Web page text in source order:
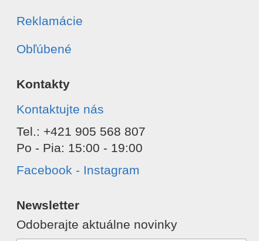
Reklamácie
Obľúbené
Kontakty
Kontaktujte nás
Tel.: +421 905 568 807
Po - Pia: 15:00 - 19:00
Facebook - Instagram
Newsletter
Odoberajte aktuálne novinky